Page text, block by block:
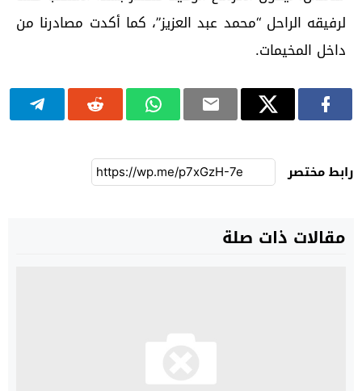
لرفيقه الراحل “محمد عبد العزيز”، كما أكدت مصادرنا من
داخل المخيمات.
رابط مختصر
مقالات ذات صلة